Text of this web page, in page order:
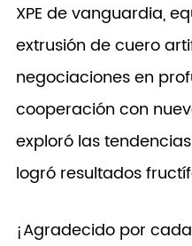
XPE de vanguardia,
extrusión de cuero
negociaciones en
cooperación con
exploró las
logró resultados
¡Agradecido por